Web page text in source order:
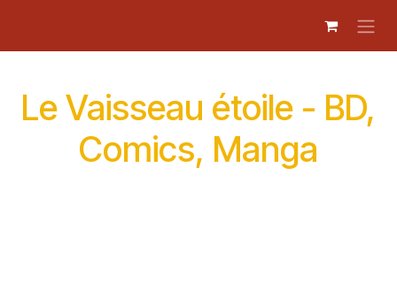
Le Vaisseau étoile - BD,
Comics, Manga